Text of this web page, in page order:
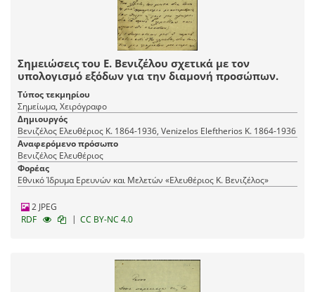
Σημειώσεις του Ε. Βενιζέλου σχετικά με τον
υπολογισμό εξόδων για την διαμονή προσώπων.
Τύπος τεκμηρίου
Σημείωμα, Χειρόγραφο
Δημιουργός
Βενιζέλος Ελευθέριος Κ. 1864-1936, Venizelos Eleftherios K. 1864-1936
Αναφερόμενο πρόσωπο
Βενιζέλος Ελευθέριος
Φορέας
Εθνικό Ίδρυμα Ερευνών και Μελετών «Ελευθέριος Κ. Βενιζέλος»
2 JPEG
RDF
| CC BY-NC 4.0